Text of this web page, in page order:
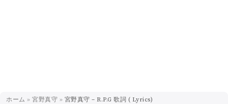
ホーム » 宮野真守 » 宮野真守 – R.P.G 歌詞 ( Lyrics)